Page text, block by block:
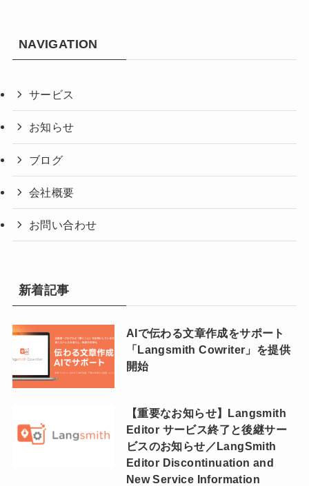
NAVIGATION
サービス
お知らせ
ブログ
会社概要
お問い合わせ
新着記事
AIで伝わる文章作成をサポート
「Langsmith Cowriter」を提供
開始
【重要なお知らせ】Langsmith
Editor サービス終了と後継サー
ビスのお知らせ／LangSmith
Editor Discontinuation and
New Service Information